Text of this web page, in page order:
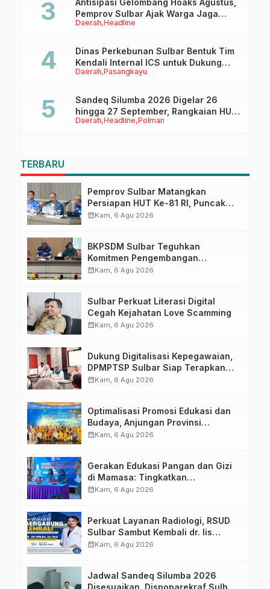
Daerah Headline
Pemprov Sulbar Ajak Warga Jaga
Ruang Digital
Daerah Pasangkayu
Dinas Perkebunan Sulbar Bentuk Tim
Kendali Internal ICS untuk Dukung
Sertifikasi ISPO Pekebun di
Daerah Headline Polman
Sandeq Silumba 2026 Digelar 26
hingga 27 September, Rangkaian HUT
Sulbar
TERBARU
Pemprov Sulbar Matangkan
Persiapan HUT Ke-81 RI, Puncak
Upacara di Lapangan Ahmad
calendar_monthKam, 6 Agu 2026
BKPSDM Sulbar Teguhkan
Komitmen Pengembangan
Kompetensi ASN melalui
calendar_monthKam, 6 Agu 2026
Sulbar Perkuat Literasi Digital
Cegah Kejahatan Love Scamming
calendar_monthKam, 6 Agu 2026
Dukung Digitalisasi Kepegawaian,
DPMPTSP Sulbar Siap Terapkan
Aplikasi FLEKSI ASN
calendar_monthKam, 6 Agu 2026
Optimalisasi Promosi Edukasi dan
Budaya, Anjungan Provinsi
Sulawesi Barat Perkuat Kolaborasi
calendar_monthKam, 6 Agu 2026
Gerakan Edukasi Pangan dan Gizi
di Mamasa: Tingkatkan
Pengetahuan dan Keterampilan
calendar_monthKam, 6 Agu 2026
Perkuat Layanan Radiologi, RSUD
Sulbar Sambut Kembali dr. Iis
Imelda, Sp.Rad
calendar_monthKam, 6 Agu 2026
Jadwal Sandeq Silumba 2026
Disesuaikan, Dispoparekraf Sulbar